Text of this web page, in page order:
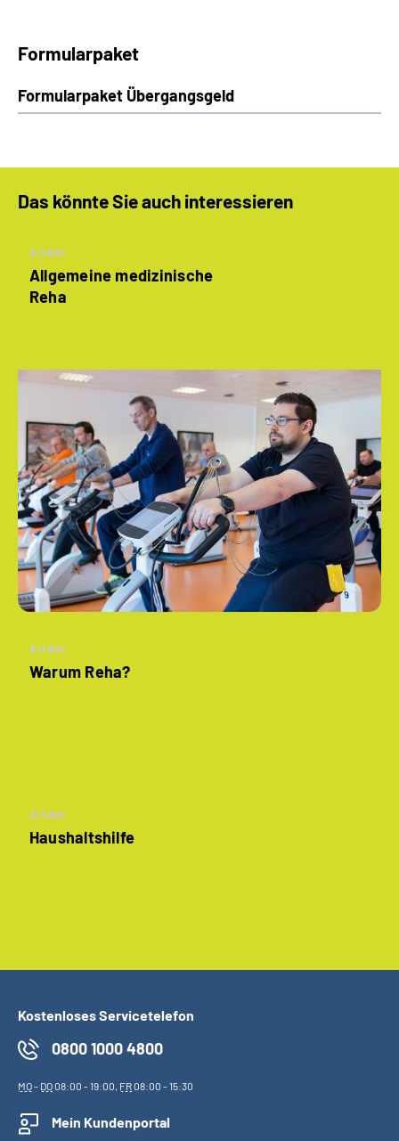
Formularpaket
Formularpaket Übergangsgeld
Das könnte Sie auch interessieren
Artikel
Allgemeine medizinische
Reha
Artikel
Warum Reha?
Artikel
Haushaltshilfe
Kostenloses Servicetelefon
0800 1000 4800
MO- DO08:00 - 19:00, FR08:00 - 15:30
Mein Kundenportal